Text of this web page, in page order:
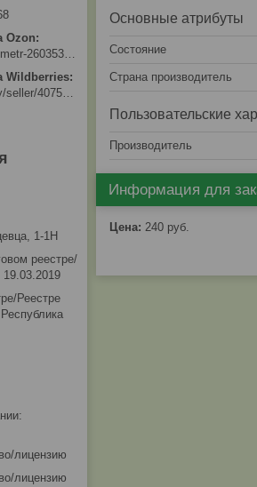
Основные атрибуты
Состояние
Страна производитель
Пользовательские
Производитель
Информация для
Цена: 240 руб.
Ozon
Wildberries
4075533
1-1Н
реестре/
19.03.2019
Реестре
лицензию
лицензию